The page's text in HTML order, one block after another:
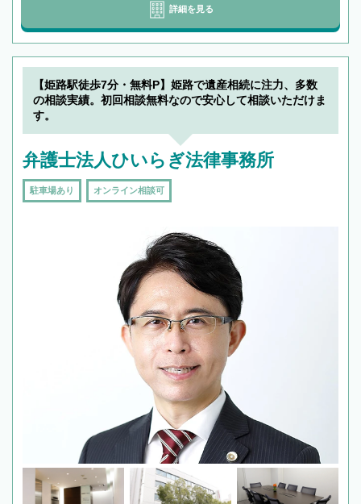
詳細を見る
【姫路駅徒歩7分・無料P】姫路で遺産相続に注力、多数
の相談実績。初回相談無料なので安心して相談いただけま
す。
弁護士法人ひいらぎ法律事務所
駐車場あり オンライン相談可